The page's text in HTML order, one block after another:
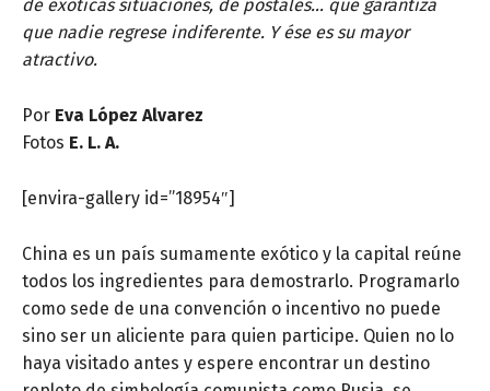
de exóticas situaciones, de postales… que garantiza
que nadie regrese indiferente. Y ése es su mayor
atractivo.
Por Eva López Alvarez
Fotos E. L. A.
[envira-gallery id=”18954″]
China es un país sumamente exótico y la capital reúne
todos los ingredientes para demostrarlo. Programarlo
como sede de una convención o incentivo no puede
sino ser un aliciente para quien participe. Quien no lo
haya visitado antes y espere encontrar un destino